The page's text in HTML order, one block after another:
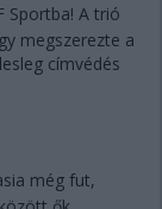
Sportba! A trió
megszerezte a
címvédés
még fut,